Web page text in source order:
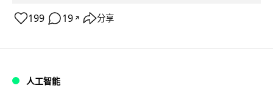
199 19 ↗ 分享
人工智能